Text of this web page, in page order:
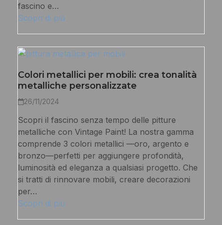
fascino e…
Scopri di più
Colori metallici per mobili: crea tonalità
metalliche personalizzate
26/11/2024
Scopri il fascino senza tempo delle pitture
metalliche con Vintage Paint! La nostra gamma
comprende 3 colori metallici —oro, argento e
bronzo—perfetti per aggiungere profondità,
luminosità ed eleganza a qualsiasi progetto. Che
si tratti di rinnovare mobili, creare decorazioni
per…
Scopri di più